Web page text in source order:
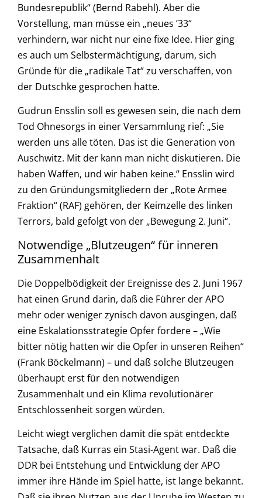
Bundesrepublik“ (Bernd Rabehl). Aber die
Vorstellung, man müsse ein „neues ’33“
verhindern, war nicht nur eine fixe Idee. Hier ging
es auch um Selbstermächtigung, darum, sich
Gründe für die „radikale Tat“ zu verschaffen, von
der Dutschke gesprochen hatte.
Gudrun Ensslin soll es gewesen sein, die nach dem
Tod Ohnesorgs in einer Versammlung rief: „Sie
werden uns alle töten. Das ist die Generation von
Auschwitz. Mit der kann man nicht diskutieren. Die
haben Waffen, und wir haben keine.“ Ensslin wird
zu den Gründungsmitgliedern der „Rote Armee
Fraktion“ (RAF) gehören, der Keimzelle des linken
Terrors, bald gefolgt von der „Bewegung 2. Juni“.
Notwendige „Blutzeugen“ für inneren
Zusammenhalt
Die Doppelbödigkeit der Ereignisse des 2. Juni 1967
hat einen Grund darin, daß die Führer der APO
mehr oder weniger zynisch davon ausgingen, daß
eine Eskalationsstrategie Opfer fordere – „Wie
bitter nötig hatten wir die Opfer in unseren Reihen“
(Frank Böckelmann) – und daß solche Blutzeugen
überhaupt erst für den notwendigen
Zusammenhalt und ein Klima revolutionärer
Entschlossenheit sorgen würden.
Leicht wiegt verglichen damit die spät entdeckte
Tatsache, daß Kurras ein Stasi-Agent war. Daß die
DDR bei Entstehung und Entwicklung der APO
immer ihre Hände im Spiel hatte, ist lange bekannt.